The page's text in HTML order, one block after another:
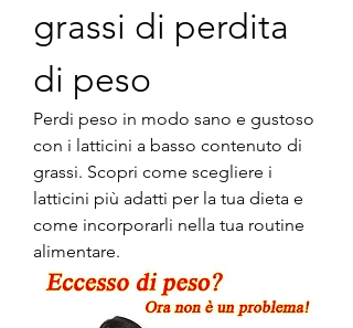
grassi di perdita
di peso
Perdi peso in modo sano e gustoso
con i latticini a basso contenuto di
grassi. Scopri come scegliere i
latticini più adatti per la tua dieta e
come incorporarli nella tua routine
alimentare.